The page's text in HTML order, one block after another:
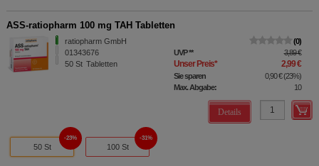
ASS-ratiopharm 100 mg TAH Tabletten
ratiopharm GmbH
01343676
50 St Tabletten
0
UVP** 3,89 €
Unser Preis* 2,99 €
Sie sparen 0,90 €(23%)
Max. Abgabe:
10
Details
50 St
23%
100 St
31%